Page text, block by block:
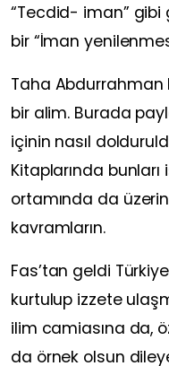
“Tecdid- iman” gibi
bir “İman
Taha Abdurrahman
bir alim. Burada
içinin nasıl
Kitaplarında
ortamında da
kavramların.
Fas’tan geldi
kurtulup izzete
ilim camiasına da,
da örnek olsun